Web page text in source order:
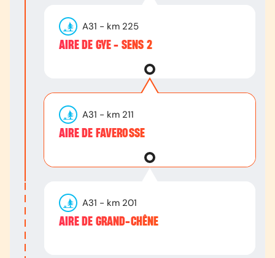
A31 - km 225
AIRE DE GYE - SENS 2
A31 - km 211
AIRE DE FAVEROSSE
A31 - km 201
AIRE DE GRAND-CHÊNE